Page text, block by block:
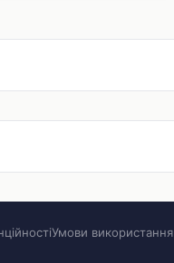
Умови використання